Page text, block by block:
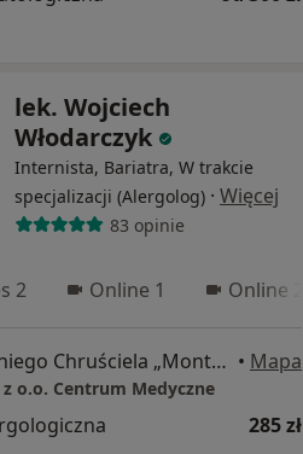
lek. Wojciech
Włodarczyk
Internista, Bariatra, W trakcie
specjalizacji (Alergolog) · Więcej
83 opinie
2 Online 1 Online 2
Aleja gen. Antoniego Chruściela „Montera” 40, Warszawa • Mapa
z o.o. Centrum Medyczne
285 zł